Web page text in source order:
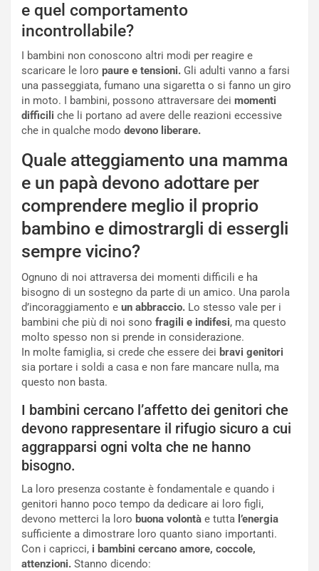
e quel comportamento
incontrollabile?
I bambini non conoscono altri modi per reagire e
scaricare le loro paure e tensioni. Gli adulti vanno a farsi
una passeggiata, fumano una sigaretta o si fanno un giro
in moto. I bambini, possono attraversare dei momenti
difficili che li portano ad avere delle reazioni eccessive
che in qualche modo devono liberare.
Quale atteggiamento una mamma
e un papà devono adottare per
comprendere meglio il proprio
bambino e dimostrargli di essergli
sempre vicino?
Ognuno di noi attraversa dei momenti difficili e ha
bisogno di un sostegno da parte di un amico. Una parola
d’incoraggiamento e un abbraccio. Lo stesso vale per i
bambini che più di noi sono fragili e indifesi, ma questo
molto spesso non si prende in considerazione.
In molte famiglia, si crede che essere dei bravi genitori
sia portare i soldi a casa e non fare mancare nulla, ma
questo non basta.
I bambini cercano l’affetto dei genitori che
devono rappresentare il rifugio sicuro a cui
aggrapparsi ogni volta che ne hanno
bisogno.
La loro presenza costante è fondamentale e quando i
genitori hanno poco tempo da dedicare ai loro figli,
devono metterci la loro buona volontà e tutta l’energia
sufficiente a dimostrare loro quanto siano importanti.
Con i capricci, i bambini cercano amore, coccole,
attenzioni. Stanno dicendo: